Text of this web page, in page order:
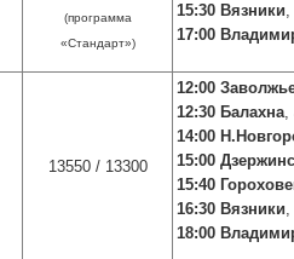
(программа
«Стандарт»)
15:30 Вязники,
17:00
13550 / 13300
12:00
12:30 Балахна,
14:00
15:00
15:40
16:30 Вязники,
18:00